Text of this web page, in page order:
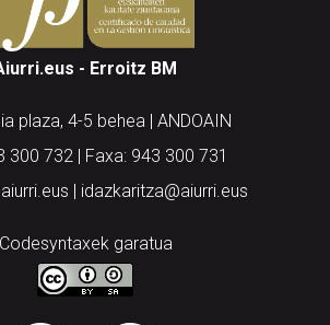
- Erroitz BM
plaza, 4-5 behea | ANDOAIN
300 732 | Faxa: 943 300 731
| idazkaritza@aiurri.eus
Codesyntaxek garatua